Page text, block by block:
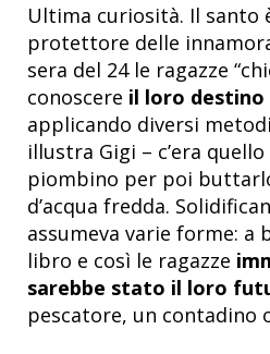
Ultima curiosità. Il santo
protettore delle
sera del 24 le ragazze
conoscere il loro
applicando diversi
illustra Gigi – c’era
piombino per poi
d’acqua fredda.
assumeva varie forme: a
libro e così le ragazze
sarebbe stato il loro
pescatore, un contadino